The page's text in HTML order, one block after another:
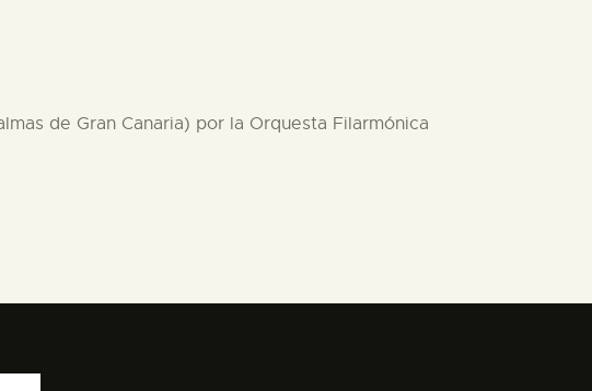
de Gran Canaria) por la Orquesta Filarmónica